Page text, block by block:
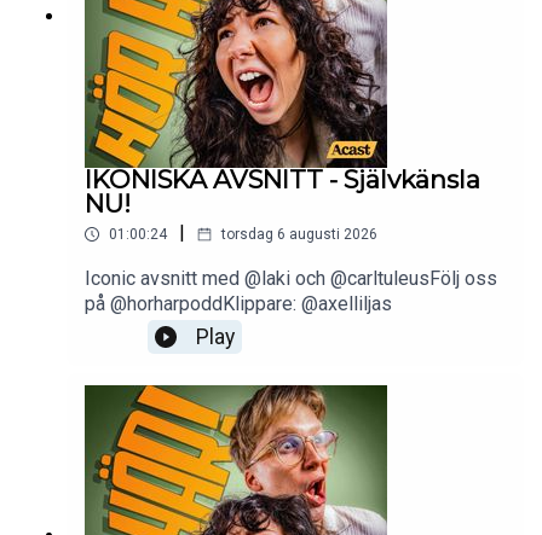
IKONISKA AVSNITT - Självkänsla
NU!
01:00:24 torsdag 6 augusti 2026
Iconic avsnitt med @laki och @carltuleusFölj oss
på @horharpoddKlippare: @axelliljas
Play